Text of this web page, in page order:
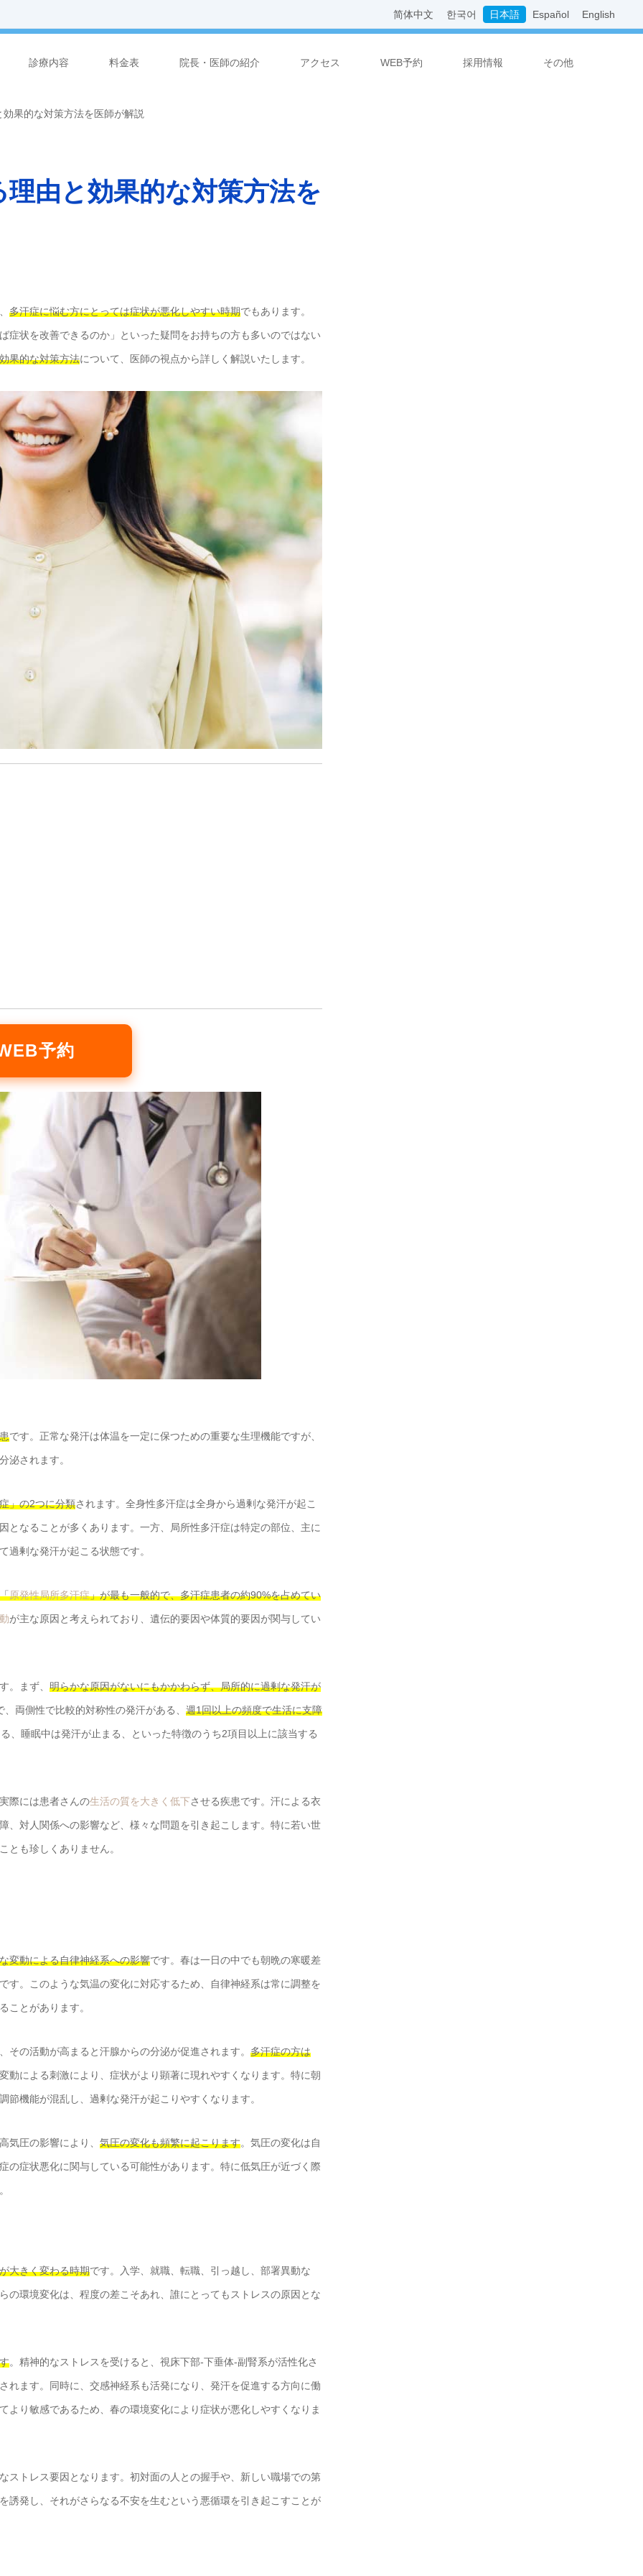
简体中文 한국어 日本語 Español English
診療内容 料金表 院長・医師の紹介 アクセス WEB予約 採用情報 その他
果的な対策方法を医師が解説
由と効果的な対策方法を
多汗症に悩む方にとっては症状が悪化しやすい時期でもあります。
症状を改善できるのか」といった疑問をお持ちの方も多いのではない
果的な対策方法について、医師の視点から詳しく解説いたします。
予約
です。正常な発汗は体温を一定に保つための重要な生理機能ですが、
泌されます。
」の2つに分類されます。全身性多汗症は全身から過剰な発汗が起こ
となることが多くあります。一方、局所性多汗症は特定の部位、主に
過剰な発汗が起こる状態です。
「原発性局所多汗症」が最も一般的で、多汗症患者の約90%を占めてい
が主な原因と考えられており、遺伝的要因や体質的要因が関与してい
。まず、 明らかな原因がないにもかかわらず、局所的に過剰な発汗が
両側性で比較的対称性の発汗がある、 週1回以上の頻度で生活に支障
、睡眠中は発汗が止まる、といった特徴のうち2項目以上に該当する
際には患者さんの生活の質を大きく低下させる疾患です。汗による衣
、対人関係への影響など、様々な問題を引き起こします。特に若い世
とも珍しくありません。
変動による自律神経系への影響です。春は一日の中でも朝晩の寒暖差
す。このような気温の変化に対応するため、自律神経系は常に調整を
ことがあります。
の活動が高まると汗腺からの分泌が促進されます。 多汗症の方は
動による刺激により、症状がより顕著に現れやすくなります。特に朝
機能が混乱し、過剰な発汗が起こりやすくなります。
気圧の影響により、 気圧の変化も頻繁に起こります。気圧の変化は自
の症状悪化に関与している可能性があります。特に低気圧が近づく際
大きく変わる時期です。入学、就職、転職、引っ越し、部署異動な
の環境変化は、程度の差こそあれ、誰にとってもストレスの原因とな
。精神的なストレスを受けると、視床下部-下垂体-副腎系が活性化さ
れます。同時に、交感神経系も活発になり、発汗を促進する方向に働
より敏感であるため、春の環境変化により症状が悪化しやすくなりま
ストレス要因となります。初対面の人との握手や、新しい職場での第
誘発し、それがさらなる不安を生むという悪循環を引き起こすことが